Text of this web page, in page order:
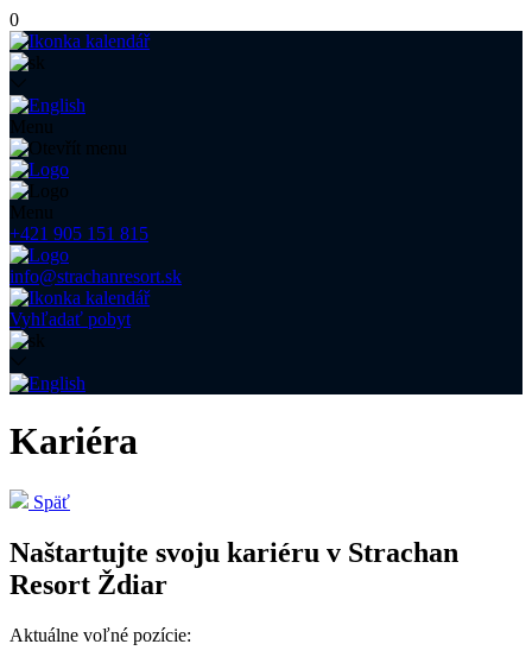
0
Menu
Menu
+421 905 151 815
info@strachanresort.sk
Vyhľadať pobyt
Kariéra
Späť
Naštartujte svoju kariéru v Strachan
Resort Ždiar
Aktuálne voľné pozície: